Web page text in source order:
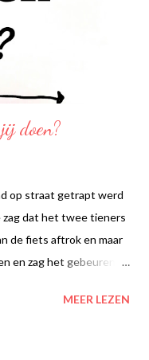
doen?
op straat getrapt werd
zag dat het twee tieners
de fiets aftrok en maar
en zag het gebeuren. Ik
van de jongen
MEER LEZEN